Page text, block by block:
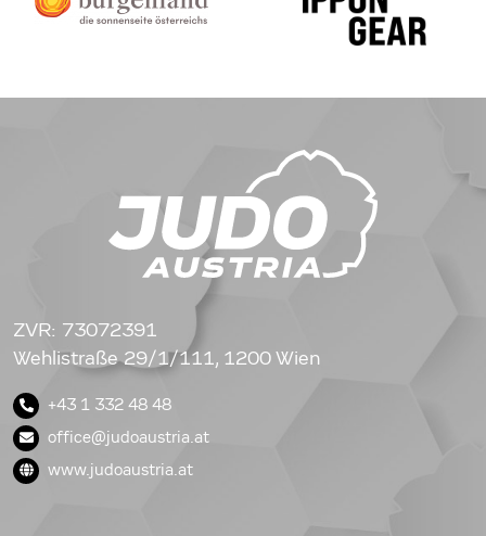
ZVR: 73072391
Wehlistraße 29/1/111, 1200 Wien
+43 1 332 48 48
office@judoaustria.at
www.judoaustria.at